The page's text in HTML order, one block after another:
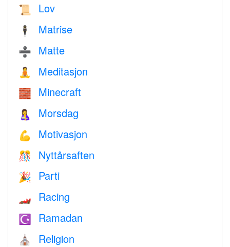
📜 Lov
🕴️ Matrise
➗ Matte
🧘 Meditasjon
🧱 Minecraft
🤱 Morsdag
💪 Motivasjon
🎊 Nyttårsaften
🎉 Parti
🏎 Racing
☪️ Ramadan
⛪️ Religion